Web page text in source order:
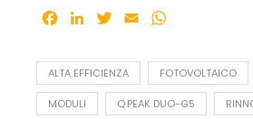
Facebook
LinkedInTwitter
Email
ALTA EFFICIENZA FOTOVOLTAICO
MODULI Q.PEAK DUO-G5